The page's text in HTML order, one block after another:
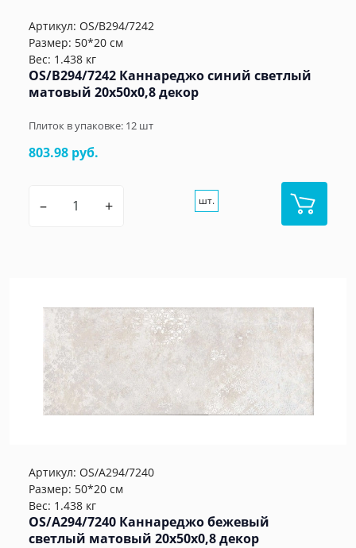
Артикул: OS/B294/7242
Размер: 50*20 см
Вес: 1.438 кг
OS/B294/7242 Каннареджо синий светлый
матовый 20x50x0,8 декор
Плиток в упаковке: 12 шт
803.98 руб.
– + шт.
Артикул: OS/A294/7240
Размер: 50*20 см
Вес: 1.438 кг
OS/A294/7240 Каннареджо бежевый
светлый матовый 20x50x0,8 декор